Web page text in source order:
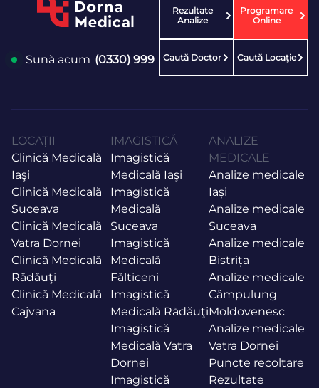
Sună acum (0330) 999
Rezultate
Analize
Programare
Online
Caută Doctor Caută Locaţie
LOCAȚII
Clinică Medicală
Iaşi
Clinică Medicală
Suceava
Clinică Medicală
Vatra Dornei
Clinică Medicală
Rădăuţi
Clinică Medicală
Cajvana
IMAGISTICĂ
Imagistică
Medicală Iaşi
Imagistică
Medicală
Suceava
Imagistică
Medicală
Fălticeni
Imagistică
Medicală Rădăuţi
Imagistică
Medicală Vatra
Dornei
Imagistică
ANALIZE
MEDICALE
Analize medicale
Iași
Analize medicale
Suceava
Analize medicale
Bistrița
Analize medicale
Câmpulung
Moldovenesc
Analize medicale
Vatra Dornei
Puncte recoltare
Rezultate